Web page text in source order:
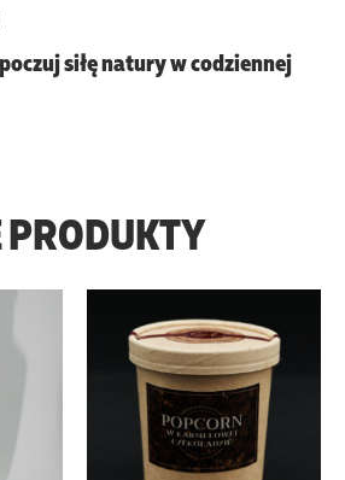
siłę natury w codziennej